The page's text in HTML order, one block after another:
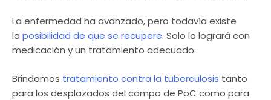
La enfermedad ha avanzado, pero todavía existe
la posibilidad de que se recupere. Solo lo logrará con
medicación y un tratamiento adecuado.
Brindamos tratamiento contra la tuberculosis tanto
para los desplazados del campo de PoC como para